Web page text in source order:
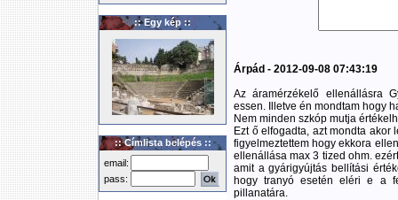
:: Egy kép ::
:: Címlista belépés ::
email:
pass:
Árpád - 2012-09-08 07:43:19
Az áramérzékelő ellenállásra
essen. Illetve én mondtam hogy
Nem minden szkóp mutja
Ezt ő elfogadta, azt mondta akor
figyelmeztettem hogy ekkora
ellenállása max 3 tized ohm.
amit a gyárigyújtás bellítási
hogy tranyó esetén eléri e a
pillanatára.